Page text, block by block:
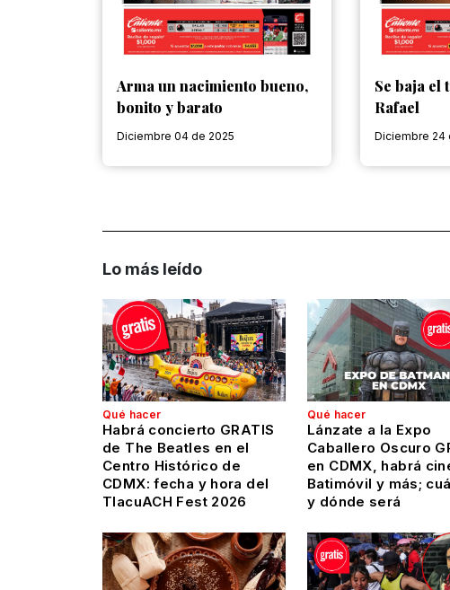
Arma un nacimiento bueno,
bonito y barato
Diciembre 04 de 2025
Se baja el
Rafael
Diciembre 24
Lo más leído
Qué hacer
Habrá concierto GRATIS
de The Beatles en el
Centro Histórico de
CDMX: fecha y hora del
TlacuACH Fest 2026
Qué hacer
Lánzate a la Expo
Caballero Oscuro
en CDMX, habrá
Batimóvil y más;
y dónde será